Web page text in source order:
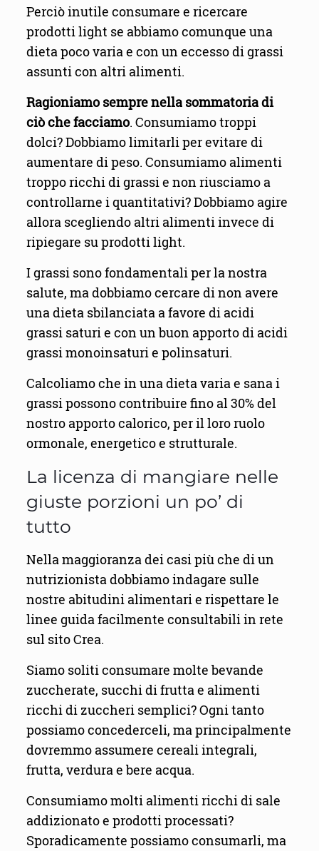
Perciò inutile consumare e ricercare
prodotti light se abbiamo comunque una
dieta poco varia e con un eccesso di grassi
assunti con altri alimenti.
Ragioniamo sempre nella sommatoria di
ciò che facciamo. Consumiamo troppi
dolci? Dobbiamo limitarli per evitare di
aumentare di peso. Consumiamo alimenti
troppo ricchi di grassi e non riusciamo a
controllarne i quantitativi? Dobbiamo agire
allora scegliendo altri alimenti invece di
ripiegare su prodotti light.
I grassi sono fondamentali per la nostra
salute, ma dobbiamo cercare di non avere
una dieta sbilanciata a favore di acidi
grassi saturi e con un buon apporto di acidi
grassi monoinsaturi e polinsaturi.
Calcoliamo che in una dieta varia e sana i
grassi possono contribuire fino al 30% del
nostro apporto calorico, per il loro ruolo
ormonale, energetico e strutturale.
La licenza di mangiare nelle
giuste porzioni un po’ di
tutto
Nella maggioranza dei casi più che di un
nutrizionista dobbiamo indagare sulle
nostre abitudini alimentari e rispettare le
linee guida facilmente consultabili in rete
sul sito Crea.
Siamo soliti consumare molte bevande
zuccherate, succhi di frutta e alimenti
ricchi di zuccheri semplici? Ogni tanto
possiamo concederceli, ma principalmente
dovremmo assumere cereali integrali,
frutta, verdura e bere acqua.
Consumiamo molti alimenti ricchi di sale
addizionato e prodotti processati?
Sporadicamente possiamo consumarli, ma